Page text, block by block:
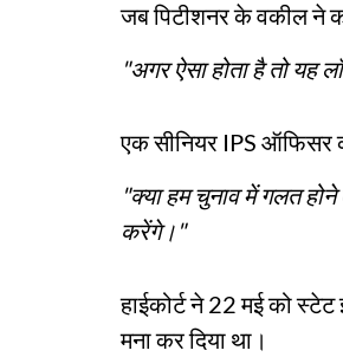
जब पिटीशनर के वकील ने
"अगर ऐसा होता है तो यह
एक सीनियर IPS ऑफिसर
"क्या हम चुनाव में गलत
करेंगे।"
हाईकोर्ट ने 22 मई को
मना कर दिया था।